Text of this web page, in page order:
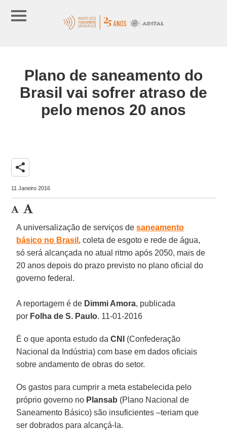
Plano de saneamento do
Brasil vai sofrer atraso de
pelo menos 20 anos
share
11 Janeiro 2016
A universalização de serviços desaneamento
básico no Brasil , coleta de esgoto e rede de água,
só será alcançada no atual ritmo após 2050, mais de
20 anos depois do prazo previsto no plano oficial do
governo federal.
A reportagem é de Dimmi Amora, publicada
por Folha de S. Paulo. 11-01-2016
É o que aponta estudo daCNI
(Confederação
Nacional da Indústria) com base em dados oficiais
sobre andamento de obras do setor.
Os gastos para cumprir a meta estabelecida pelo
próprio governo no Plansab (Plano Nacional de
Saneamento Básico) são insuficientes –teriam que
ser dobrados para alcançá-la.